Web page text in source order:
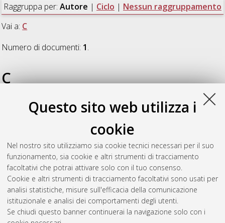
Questo sito web utilizza i
cookie
Nel nostro sito utilizziamo sia cookie tecnici necessari per il suo
funzionamento, sia cookie e altri strumenti di tracciamento
facoltativi che potrai attivare solo con il tuo consenso.
Cookie e altri strumenti di tracciamento facoltativi sono usati per
analisi statistiche, misure sull'efficacia della comunicazione
istituzionale e analisi dei comportamenti degli utenti.
Se chiudi questo banner continuerai la navigazione solo con i
Raggruppa per: Autore | Ciclo | Nessun raggruppamento
Vai a: C
Numero di documenti: 1.
C
Carrera, Lisa(2022) Ecological responses of Western
Palearctic avian species to late Quaternary climate oscillations
[Dissertation thesis], Alma Mater Studiorum Università di
Bologna. Dottorato di ricerca inScienze della terra, della vita e
dell'ambiente, 34 Ciclo. DOI
10.48676/unibo/amsdottorato/10423.
Questa lista e' stata generata il Wed Aug 5 20:31:37 2026